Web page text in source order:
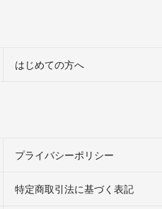
はじめての方へ
プライバシーポリシー
特定商取引法に基づく表記